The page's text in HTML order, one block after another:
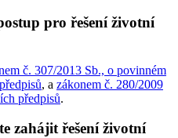
pro řešení životní
č. 307/2013 Sb., o povinném
, a zákonem č. 280/2009
předpisů.
zahájit řešení životní